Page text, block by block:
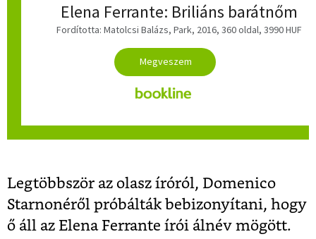
Elena Ferrante: Briliáns barátnőm
Fordította: Matolcsi Balázs, Park, 2016, 360 oldal, 3990 HUF
Legtöbbször az olasz íróról, Domenico
Starnonéről próbálták bebizonyítani, hogy
ő áll az Elena Ferrante írói álnév mögött.